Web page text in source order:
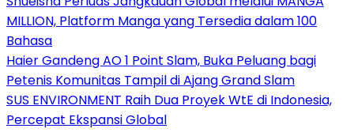
MILLION, Platform Manga yang Tersedia dalam 100
Bahasa
Haier Gandeng AO 1 Point Slam, Buka Peluang bagi
Petenis Komunitas Tampil di Ajang Grand Slam
SUS ENVIRONMENT Raih Dua Proyek WtE di Indonesia,
Percepat Ekspansi Global